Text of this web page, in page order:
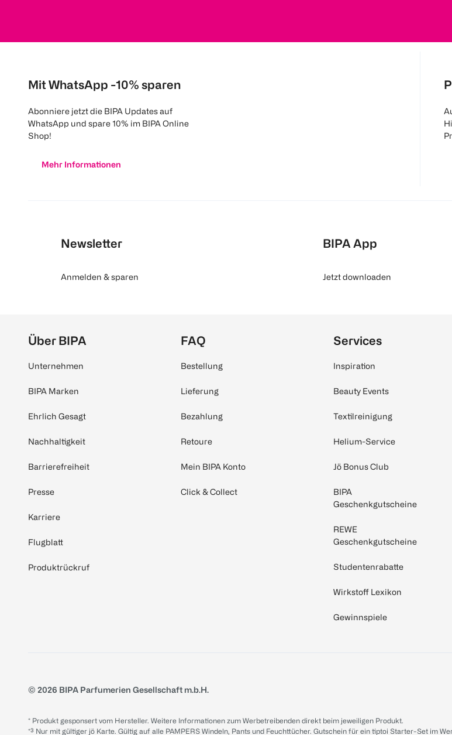
Mit WhatsApp -10% sparen
Abonniere jetzt die BIPA Updates auf
WhatsApp und spare 10% im BIPA Online
Shop!
Mehr Informationen
Newsletter
Anmelden & sparen
BIPA App
Jetzt downloaden
Über BIPA
Unternehmen
BIPA Marken
Ehrlich Gesagt
Nachhaltigkeit
Barrierefreiheit
Presse
Karriere
Flugblatt
Produktrückruf
FAQ
Bestellung
Lieferung
Bezahlung
Retoure
Mein BIPA Konto
Click & Collect
Services
Inspiration
Beauty Events
Textilreinigung
Helium-Service
Jö Bonus Club
BIPA
Geschenkgutscheine
REWE
Geschenkgutscheine
Studentenrabatte
Wirkstoff Lexikon
Gewinnspiele
© 2026 BIPA Parfumerien Gesellschaft m.b.H.
* Produkt gesponsert vom Hersteller. Weitere Informationen zum Werbetreibenden direkt beim jeweiligen Produkt.
*³ Nur mit gültiger jö Karte. Gültig auf alle PAMPERS Windeln, Pants und Feuchttücher. Gutschein für ein tiptoi Starter-Set im